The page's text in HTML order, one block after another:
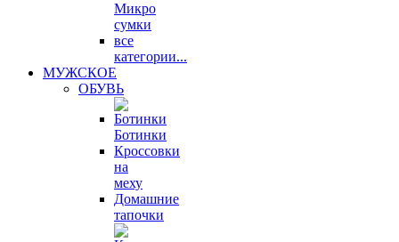
Микро
сумки
все
категории...
МУЖСКОЕ
ОБУВЬ
Ботинки
Кроссовки
на
меху
Домашние
тапочки